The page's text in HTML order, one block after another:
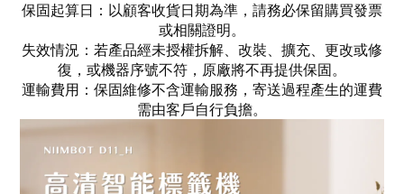
保固起算日：以顧客收貨日期為準，請務必保留購買發票
或相關證明。
失效情況：若產品經未授權拆解、改裝、擴充、更改或修
復，或機器序號不符，原廠將不再提供保固。
運輸費用：保固維修不含運輸服務，寄送過程產生的運費
需由客戶自行負擔。